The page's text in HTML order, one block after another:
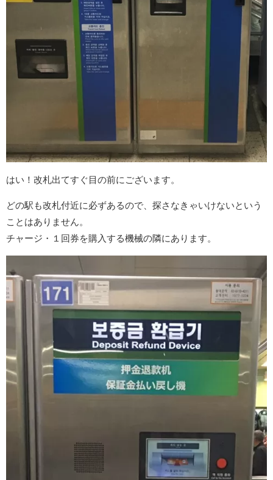
はい！改札出てすぐ目の前にございます。
どの駅も改札付近に必ずあるので、探さなきゃいけないという
ことはありません。
チャージ・１回券を購入する機械の隣にあります。